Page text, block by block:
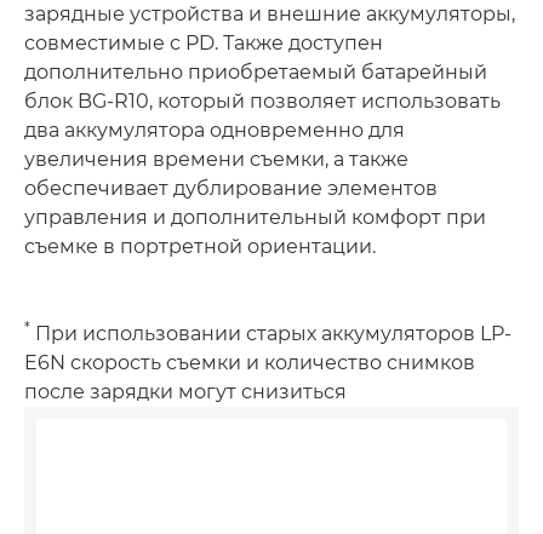
зарядные устройства и внешние аккумуляторы,
совместимые с PD. Также доступен
дополнительно приобретаемый батарейный
блок BG-R10, который позволяет использовать
два аккумулятора одновременно для
увеличения времени съемки, а также
обеспечивает дублирование элементов
управления и дополнительный комфорт при
съемке в портретной ориентации.
* При использовании старых аккумуляторов LP-
E6N скорость съемки и количество снимков
после зарядки могут снизиться